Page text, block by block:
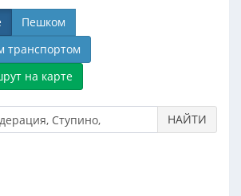
Пешком
транспортом
НАЙТИ